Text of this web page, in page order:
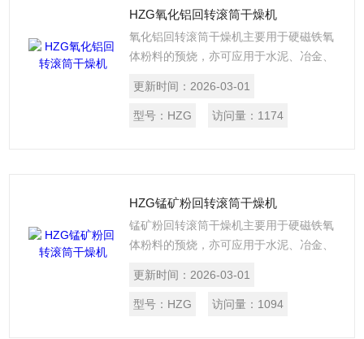
HZG氧化铝回转滚筒干燥机
氧化铝回转滚筒干燥机主要用于硬磁铁氧
体粉料的预烧，亦可应用于水泥、冶金、
置、冷却管、燃油系统、电气控制、二次
进风装置、排气除尘装置和预热窑体等组
更新时间： 2026-03-01
型号： HZG 访问量： 1174
HZG锰矿粉回转滚筒干燥机
锰矿粉回转滚筒干燥机主要用于硬磁铁氧
体粉料的预烧，亦可应用于水泥、冶金、
置、冷却管、燃油系统、电气控制、二次
进风装置、排气除尘装置和预热窑体等组
更新时间： 2026-03-01
型号： HZG 访问量： 1094